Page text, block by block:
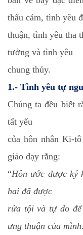
thấu cảm, tình yêu
thuận, tình yêu tha
tưởng và tình yêu
chung thủy.
1.- Tình yêu tự
Chúng ta đều biết
tất yếu
của hôn nhân Ki-
giáo dạy rằng:
“Hôn ước được ký
hai đã được
rửa tội và tự do
ưng thuận của